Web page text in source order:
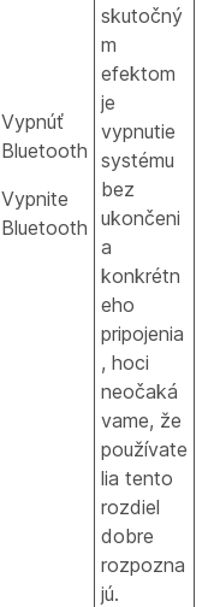
Vypnúť
Bluetooth
Vypnite
Bluetooth
skutočný
m
efektom
je
vypnutie
systému
bez
ukončeni
a
konkrétn
eho
pripojenia
, hoci
neočaká
vame, že
používate
lia tento
rozdiel
dobre
rozpozna
jú.